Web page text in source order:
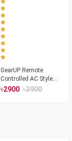
GearUP Remote
Controlled AC Style
Room Heater 1800
৳2900 ৳3900